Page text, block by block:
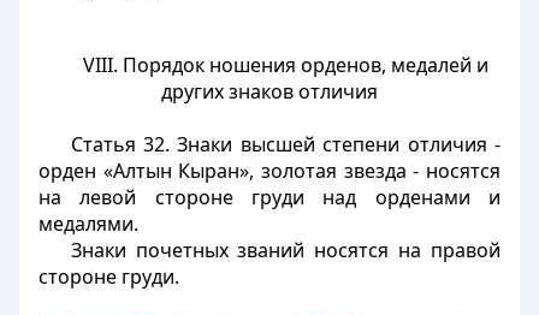
VIII. Порядок ношения орденов, медалей и
других знаков отличия
Статья 32. Знаки высшей степени отличия -
орден «Алтын Кыран», золотая звезда - носятся
на левой стороне груди над орденами и
медалями.
Знаки почетных званий носятся на правой
стороне груди.